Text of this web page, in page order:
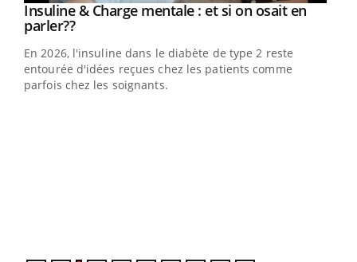
Youtube
Insuline & Charge mentale : et si on osait en
parler??Youtube
En 2026, l'insuline dans le diabète de type 2 reste
entourée d'idées reçues chez les patients comme
parfois chez les soignants.